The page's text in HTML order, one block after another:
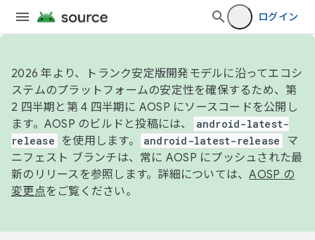
ログイン
2026 年より、トランク安定版開発モデルに沿ってエコシ
ステムのプラットフォームの安定性を確保するため、第
2 四半期と第 4 四半期に AOSP にソースコードを公開し
ます。AOSP のビルドと投稿には、
android-latest-
release
を使用します。 android-latest-release
マ
ニフェスト ブランチは、常に AOSP にプッシュされた最
新のリリースを参照します。詳細については、AOSP の
変更点をご覧ください。